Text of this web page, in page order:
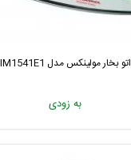
اتو بخار مولینکس مدل IM1541E1
به زودی